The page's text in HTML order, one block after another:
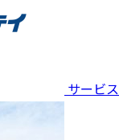
サービス